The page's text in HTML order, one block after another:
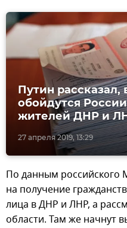
27 апреля 2019, 13:29
Путин рассказал,
обойдутся
жителей ДНР и
По данным российского
на получение
лица в ДНР и ЛНР, а
области. Там же начнут